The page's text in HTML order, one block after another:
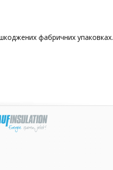
фабричних упаковках.